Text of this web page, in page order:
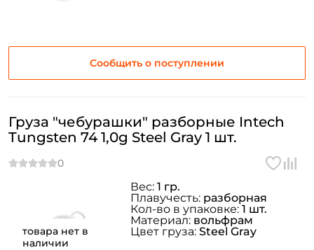
Сообщить о поступлении
товара нет в
наличии
Груза "чебурашки" разборные Intech
Tungsten 74 1,0g Steel Gray 1 шт.
Вес: 1 гр.
Плавучесть: разборная
Кол-во в упаковке:1 шт.
Материал: вольфрам
Цвет груза: Steel Gray
Создать аккаунт
Придумайте пароль: *